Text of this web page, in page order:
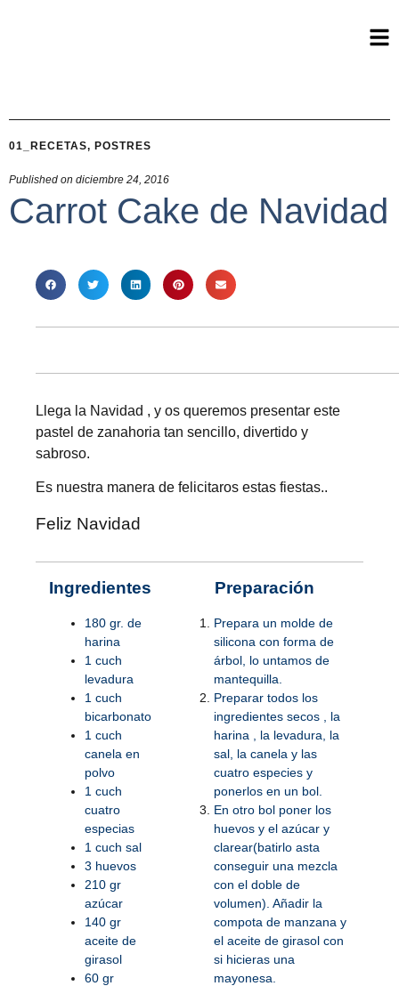
01_RECETAS, POSTRES
Published on diciembre 24, 2016
Carrot Cake de Navidad
Llega la Navidad , y os queremos presentar este
pastel de zanahoria tan sencillo, divertido y
sabroso.
Es nuestra manera de felicitaros estas fiestas..
Feliz Navidad
Ingredientes
180 gr. de
harina
1 cuch
levadura
1 cuch
bicarbonato
1 cuch
canela en
polvo
1 cuch
cuatro
especias
1 cuch sal
3 huevos
210 gr
azúcar
140 gr
aceite de
girasol
60 gr
Preparación
Prepara un molde de
silicona con forma de
árbol, lo untamos de
mantequilla.
Preparar todos los
ingredientes secos , la
harina , la levadura, la
sal, la canela y las
cuatro especies y
ponerlos en un bol.
En otro bol poner los
huevos y el azúcar y
clarear(batirlo asta
conseguir una mezcla
con el doble de
volumen). Añadir la
compota de manzana y
el aceite de girasol con
si hicieras una
mayonesa.